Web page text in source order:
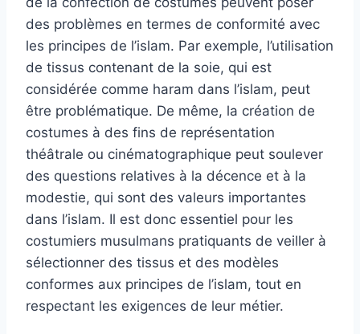
des problèmes en termes de conformité avec
les principes de l’islam. Par exemple, l’utilisation
de tissus contenant de la soie, qui est
considérée comme haram dans l’islam, peut
être problématique. De même, la création de
costumes à des fins de représentation
théâtrale ou cinématographique peut soulever
des questions relatives à la décence et à la
modestie, qui sont des valeurs importantes
dans l’islam. Il est donc essentiel pour les
costumiers musulmans pratiquants de veiller à
sélectionner des tissus et des modèles
conformes aux principes de l’islam, tout en
respectant les exigences de leur métier.